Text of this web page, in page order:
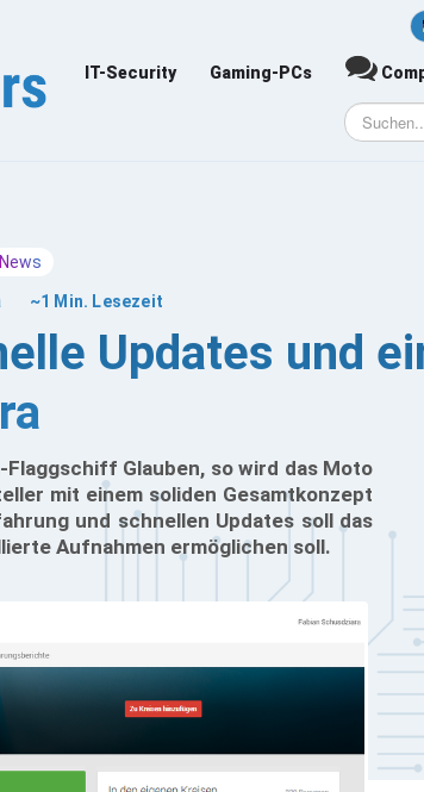
IT-Security Gaming-PCs
News
~1 Min. Lesezeit
Updates und
Glauben, so wird das Moto
mit einem soliden Gesamtkonzept
und schnellen Updates soll das
Aufnahmen ermöglichen soll.